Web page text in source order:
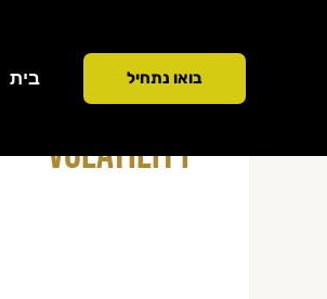
בואו נתחיל בית
Volatility